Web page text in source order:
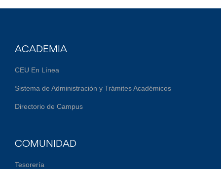
ACADEMIA
CEU En Línea
Sistema de Administración y Trámites Académicos
Directorio de Campus
COMUNIDAD
Tesorería